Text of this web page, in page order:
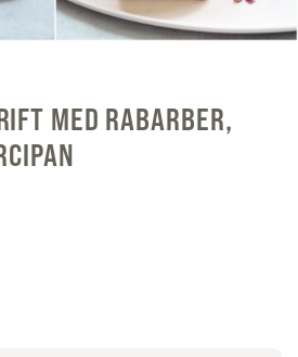
MED RABARBER,